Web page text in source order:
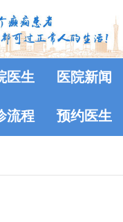
医生 医院新闻
流程 预约医生